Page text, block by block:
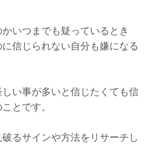
いつまでも疑っているとき
信じられない自分も嫌になる
い事が多いと信じたくても信
とです。
るサインや方法をリサーチし